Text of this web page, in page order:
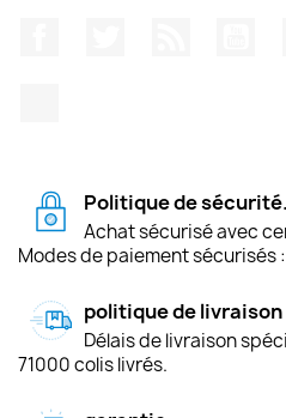
Politique de sécurité.
Achat sécurisé avec
Modes de paiement sécurisés
politique de livraison
Délais de livraison
71000 colis livrés.